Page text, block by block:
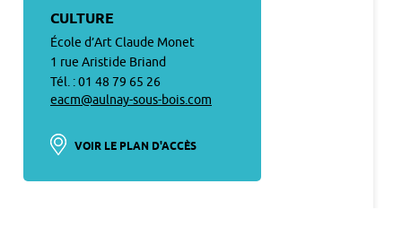
CULTURE
École d’Art Claude Monet
1 rue Aristide Briand
Tél. : 01 48 79 65 26
eacm@aulnay-sous-bois.com
VOIR LE PLAN D'ACCÈS